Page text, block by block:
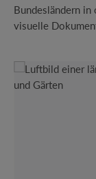
Bundesländern in
visuelle
Bildergalerie